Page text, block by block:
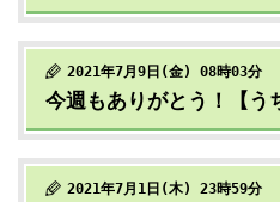
2021年7月9日(金) 08時03分
今週もありがとう！【う
2021年7月1日(木) 23時59分